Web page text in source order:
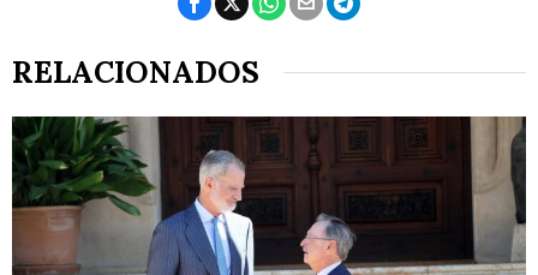
RELACIONADOS